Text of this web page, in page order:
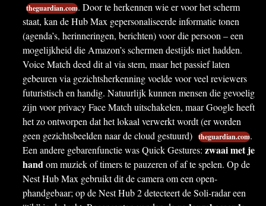
theguardian.com. Door te herkennen wie er voor het scherm
staat, kan de Hub Max gepersonaliseerde informatie tonen
(agenda’s, herinneringen, berichten) voor die persoon – een
mogelijkheid die Amazon’s schermen destijds niet hadden.
Voice Match deed dit al via stem, maar het passief laten
gebeuren via gezichtsherkenning voelde voor veel reviewers
futuristisch en handig. Natuurlijk kunnen mensen die gevoelig
zijn voor privacy Face Match uitschakelen, maar Google heeft
het zo ontworpen dat het lokaal verwerkt wordt (er worden
geen gezichtsbeelden naar de cloud gestuurd) theguardian.com.
Een andere gebarenfunctie was Quick Gestures: zwaai met je
handom muziek of timers te pauzeren of af te spelen. Op de
Nest Hub Max gebruikt dit de camera om een open-
phandgebaar; op de Nest Hub 2 detecteert de Soli-radar een